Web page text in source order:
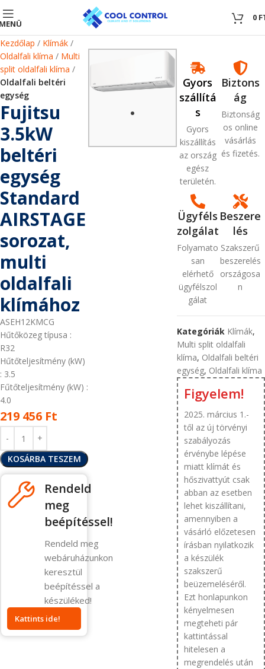
0 0
Kezdőlap
Klímák
Oldalfali klíma
Multi
split oldalfali klíma
Oldalfali beltéri
egység
Fujitsu
3.5kW
beltéri
egység
Standard
AIRSTAGE
sorozat,
multi
oldalfali
klímához
ASEH12KMCG
Hűtőközeg típusa :
R32
Hűtőteljesítmény (kW)
: 3.5
Fűtőteljesítmény (kW) :
4.0
219 456 Ft
KOSÁRBA TESZEM
Rendeld
meg
beépítéssel!
Rendeld meg
webáruházunkon
keresztül
beépítéssel a
készüléked!
Kattints ide!
Gyors
szállítá
s
Gyors
kiszállítás
az ország
egész
területén.
Biztons
ág
Biztonság
os online
vásárlás
és fizetés.
Ügyféls
zolgálat
Folyamato
san
elérhető
ügyfélszol
gálat
Beszere
lés
Szakszerű
beszerelés
országosa
n
Kategóriák Klímák,
Multi split oldalfali
klíma, Oldalfali beltéri
egység, Oldalfali klíma
Figyelem!
2025. március 1.-
től az új törvényi
szabályozás
érvénybe lépése
miatt klímát és
hőszivattyút csak
abban az esetben
lehet kiszállítani,
amennyiben a
vásárló előzetesen
írásban nyilatkozik
a készülék
szakszerű
beüzemeléséről.
Ezt honlapunkon
kényelmesen
megteheti pár
kattintással
hitelesen a
megrendelés után